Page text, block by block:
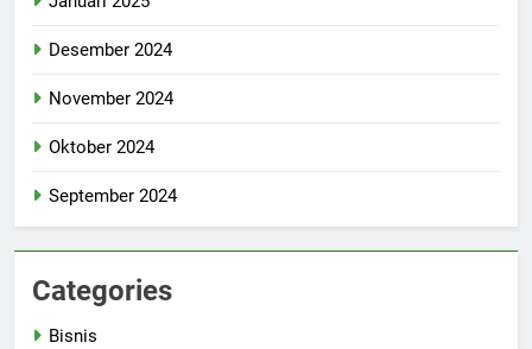
Desember 2024
November 2024
Oktober 2024
September 2024
Categories
Bisnis